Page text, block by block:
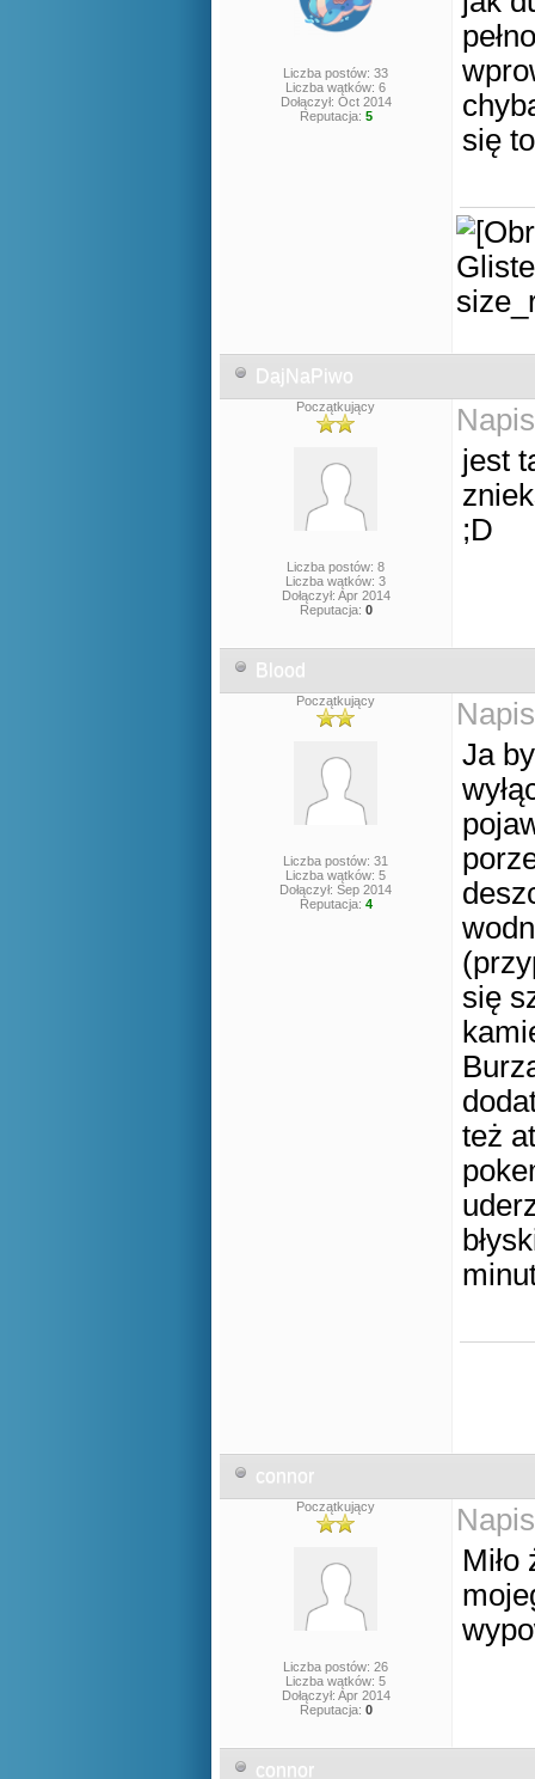
Liczba postów: 33
Liczba wątków: 6
Dołączył: Oct 2014
Reputacja: 5
się
DajNaPiwo
Początkujący
Liczba postów: 8
Liczba wątków: 3
Dołączył: Apr 2014
Reputacja: 0
jest
;D
Blood
Początkujący
Liczba postów: 31
Liczba wątków: 5
Dołączył: Sep 2014
Reputacja: 4
Ja
się
też
connor
Początkujący
Liczba postów: 26
Liczba wątków: 5
Dołączył: Apr 2014
Reputacja: 0
connor